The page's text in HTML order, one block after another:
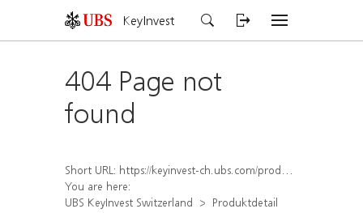
KeyInvest
404 Page not
found
Short URL: https://keyinvest-ch.ubs.com/produkt/detail/index/isin/CH1577863595
You are here:
UBS KeyInvest Switzerland
Produktdetail